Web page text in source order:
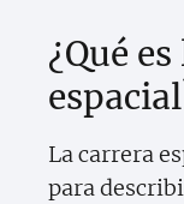
¿Qué
La carrera
para